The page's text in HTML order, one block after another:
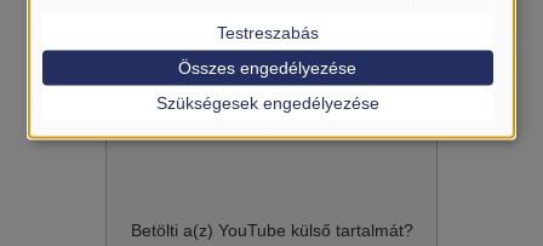
Betölti a(z) YouTube külső tartalmát?
Testreszabás
Szükségesek engedélyezése
Összes engedélyezése